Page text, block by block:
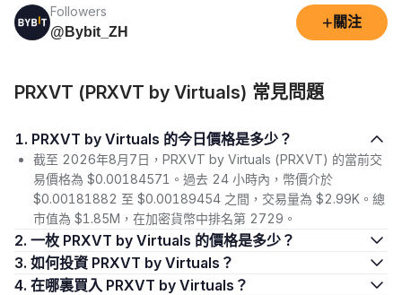
Followers
@Bybit_ZH
+ 關注
PRXVT (PRXVT by Virtuals) 常見問題
1. PRXVT by Virtuals 的今日價格是多少？
截至 2026年8月7日，PRXVT by Virtuals (PRXVT) 的當前交
易價格為 $0.00184571。過去 24 小時內，幣價介於
$0.00181882 至 $0.00189454 之間，交易量為 $2.99K。總
市值為 $1.85M，在加密貨幣中排名第 2729。
2. 一枚 PRXVT by Virtuals 的價格是多少？
3. 如何投資 PRXVT by Virtuals？
4. 在哪裏買入 PRXVT by Virtuals？